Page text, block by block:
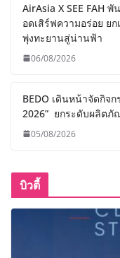
AirAsia X SEE FAH
อดเสิร์ฟความอร่อย ย
พุ่งทะยานสู่น่านฟ้า
06/08/2026
BEDO เดินหน้าจัดกิจก
2026” ยกระดับผลิต
05/08/2026
บิวตี้